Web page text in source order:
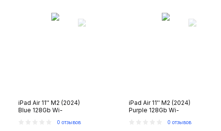
iPad Air 11'' M2 (2024)
Blue 128Gb Wi-
0 отзывов
iPad Air 11'' M2 (2024)
Purple 128Gb Wi-
0 отзывов